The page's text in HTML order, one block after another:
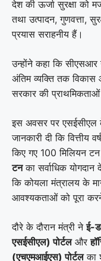
देश की ऊर्जा सुरक्षा को
तथा उत्पादन, गुणवत्ता,
प्रयास सराहनीय हैं।
उन्होंने कहा कि सीएसआर
अंतिम व्यक्ति तक विकास
सरकार की
इस अवसर पर एसईसीएल
जानकारी दी कि वित्तीय
किए गए 100 मिलियन
टनका सर्वाधिक योगदान
कि कोयला मंत्रालय के
आवश्यकताओं को पूरा
दौरे के दौरान मंत्री नेई-
एसईसीएल) पोर्टलऔर
(एचएमआईएस) पोर्टलका